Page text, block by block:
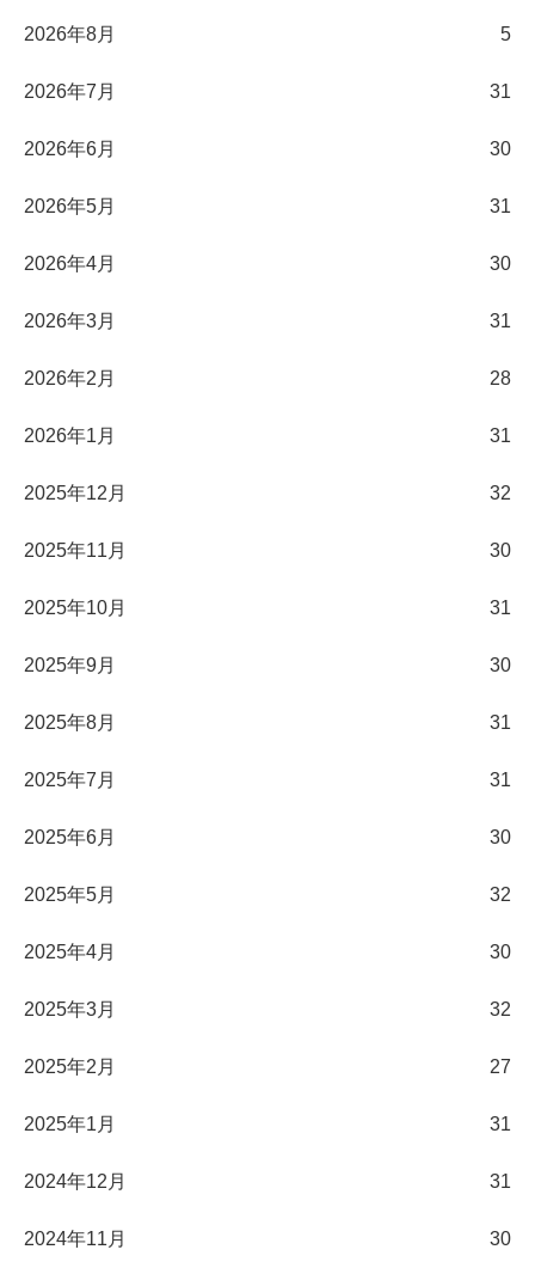
2026年8月 5
2026年7月 31
2026年6月 30
2026年5月 31
2026年4月 30
2026年3月 31
2026年2月 28
2026年1月 31
2025年12月 32
2025年11月 30
2025年10月 31
2025年9月 30
2025年8月 31
2025年7月 31
2025年6月 30
2025年5月 32
2025年4月 30
2025年3月 32
2025年2月 27
2025年1月 31
2024年12月 31
2024年11月 30